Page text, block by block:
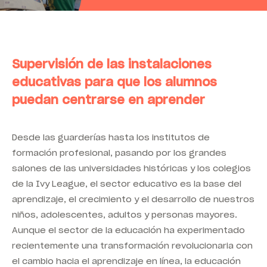
Supervisión de las instalaciones
educativas para que los alumnos
puedan centrarse en aprender
Desde las guarderías hasta los institutos de
formación profesional, pasando por los grandes
salones de las universidades históricas y los colegios
de la Ivy League, el sector educativo es la base del
aprendizaje, el crecimiento y el desarrollo de nuestros
niños, adolescentes, adultos y personas mayores.
Aunque el sector de la educación ha experimentado
recientemente una transformación revolucionaria con
el cambio hacia el aprendizaje en línea, la educación